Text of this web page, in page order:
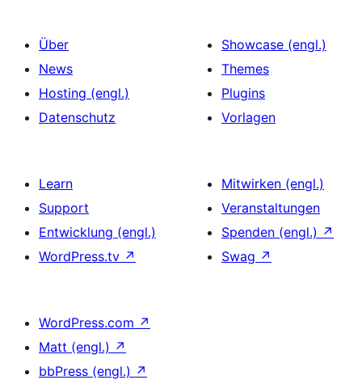
Über
News
Hosting (engl.)
Datenschutz
Showcase (engl.)
Themes
Plugins
Vorlagen
Learn
Support
Entwicklung (engl.)
WordPress.tv ↗
Mitwirken (engl.)
Veranstaltungen
Spenden (engl.) ↗
Swag ↗
WordPress.com ↗
Matt (engl.) ↗
bbPress (engl.) ↗